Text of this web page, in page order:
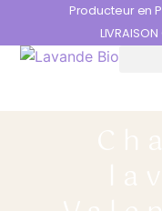
Producteur en
Panneau de gestion